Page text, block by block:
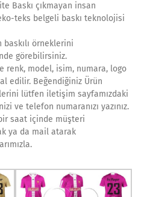
Baskı çıkmayan insan
teks belgeli baskı teknolojisi
örneklerini
görebilirsiniz.
renk, model, isim, numara, logo
edilir. Beğendiğiniz Ürün
lütfen iletişim sayfamızdaki
ve telefon numaranızı yazınız.
saat içinde müşteri
ya da mail atarak